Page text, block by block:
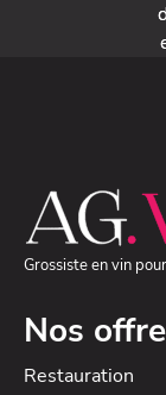
Grossiste en vin
Nos
Restauration